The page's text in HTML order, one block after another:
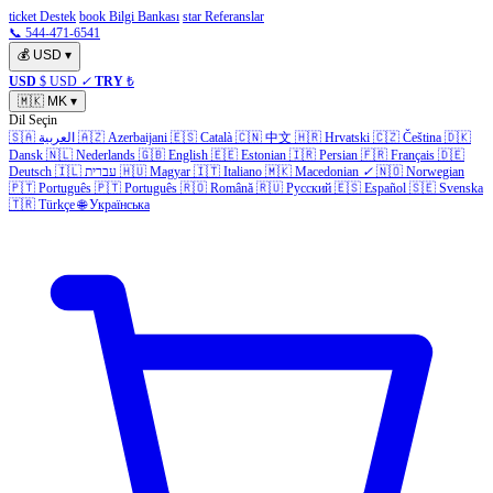
ticket Destek book Bilgi Bankası star Referanslar
📞 544-471-6541
💰 USD ▾
USD $ USD ✓ TRY ₺
🇲🇰 MK ▾
Dil Seçin
🇸🇦 العربية 🇦🇿 Azerbaijani 🇪🇸 Català 🇨🇳 中文 🇭🇷 Hrvatski 🇨🇿 Čeština 🇩🇰
Dansk 🇳🇱 Nederlands 🇬🇧 English 🇪🇪 Estonian 🇮🇷 Persian 🇫🇷 Français 🇩🇪
Deutsch 🇮🇱 עברית 🇭🇺 Magyar 🇮🇹 Italiano 🇲🇰 Macedonian ✓ 🇳🇴 Norwegian
🇵🇹 Português 🇵🇹 Português 🇷🇴 Română 🇷🇺 Русский 🇪🇸 Español 🇸🇪 Svenska
🇹🇷 Türkçe 🌐 Українська